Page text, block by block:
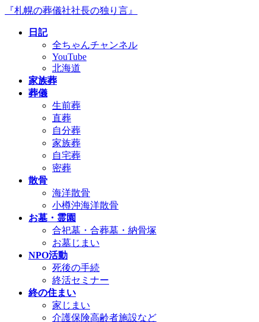
コ
ナ
『札幌の葬儀社社長の独り言』
日記
全ちゃんチャンネル
YouTube
北海道
家族葬
葬儀
生前葬
直葬
自分葬
家族葬
自宅葬
密葬
散骨
海洋散骨
小樽沖海洋散骨
お墓・霊園
合祀墓・合葬墓・納骨塚
お墓じまい
NPO活動
死後の手続
終活セミナー
終の住まい
家じまい
介護保険高齢者施設など